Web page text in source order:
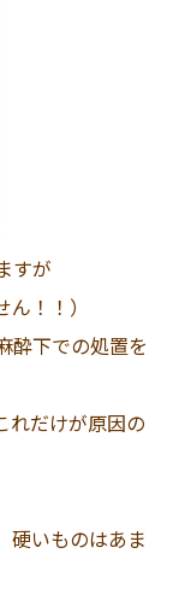
すが
！！）
酔下での処置を
れだけが原因の
硬いものはあま